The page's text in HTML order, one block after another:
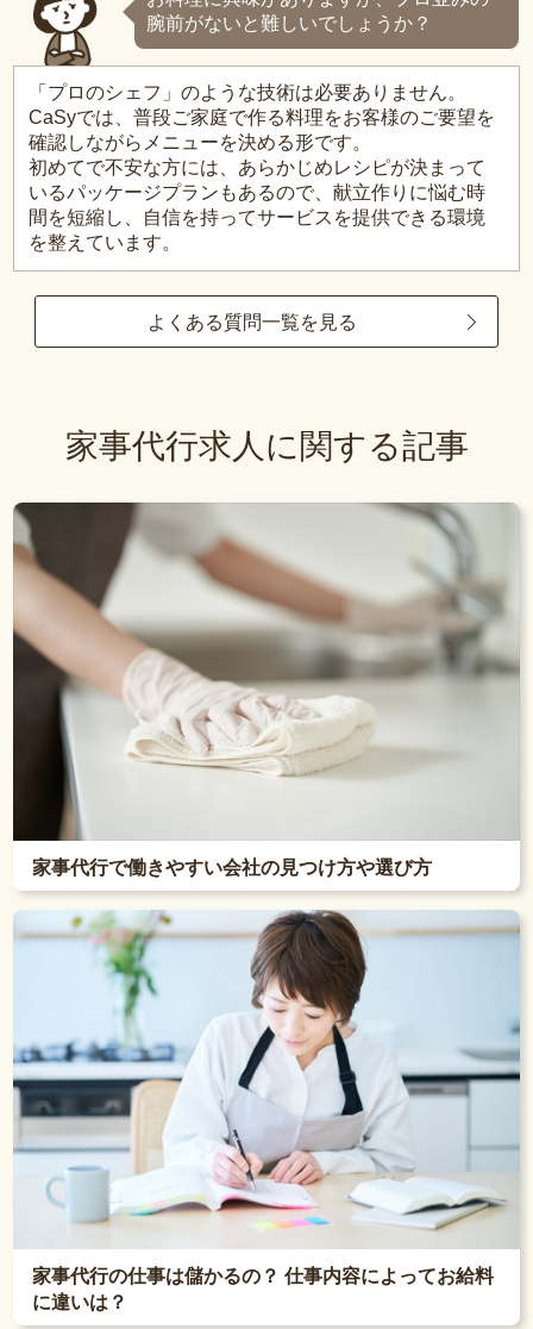
腕前がないと難しいでしょうか？
「プロのシェフ」のような技術は必要ありません。
CaSyでは、普段ご家庭で作る料理をお客様のご要望を
確認しながらメニューを決める形です。
初めてで不安な方には、あらかじめレシピが決まって
いるパッケージプランもあるので、献立作りに悩む時
間を短縮し、自信を持ってサービスを提供できる環境
を整えています。
よくある質問一覧を見る
家事代行求人に関する記事
家事代行で働きやすい会社の見つけ方や選び方
家事代行の仕事は儲かるの？ 仕事内容によってお給料
に違いは？